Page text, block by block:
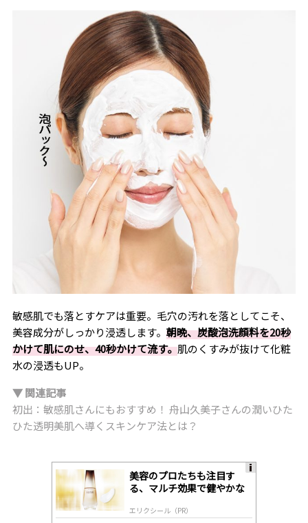
敏感肌でも落とすケアは重要。毛穴の汚れを落としてこそ、
美容成分がしっかり浸透します。 朝晩、炭酸泡洗顔料を20秒
かけて肌にのせ、40秒かけて流す。肌のくすみが抜けて化粧
水の浸透もUP。
▼ 関連記事
初出：敏感肌さんにもおすすめ！ 舟山久美子さんの潤いひた
ひた透明美肌へ導くスキンケア法とは？
美容のプロたちも注目す
る、マルチ効果で健やかな
エリクシール（PR）